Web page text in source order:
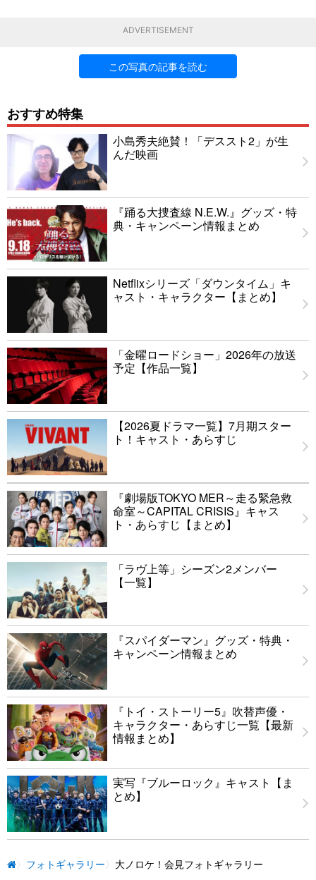
ADVERTISEMENT
この写真の記事を読む
おすすめ特集
小島秀夫絶賛！「デススト2」が生
んだ映画
『踊る大捜査線 N.E.W.』グッズ・特
典・キャンペーン情報まとめ
Netflixシリーズ「ダウンタイム」キ
ャスト・キャラクター【まとめ】
「金曜ロードショー」2026年の放送
予定【作品一覧】
【2026夏ドラマ一覧】7月期スター
ト！キャスト・あらすじ
『劇場版TOKYO MER～走る緊急救
命室～CAPITAL CRISIS』キャス
ト・あらすじ【まとめ】
「ラヴ上等」シーズン2メンバー
【一覧】
『スパイダーマン』グッズ・特典・
キャンペーン情報まとめ
『トイ・ストーリー5』吹替声優・
キャラクター・あらすじ一覧【最新
情報まとめ】
実写『ブルーロック』キャスト【ま
とめ】
フォトギャラリー 大ノロケ！会見フォトギャラリー